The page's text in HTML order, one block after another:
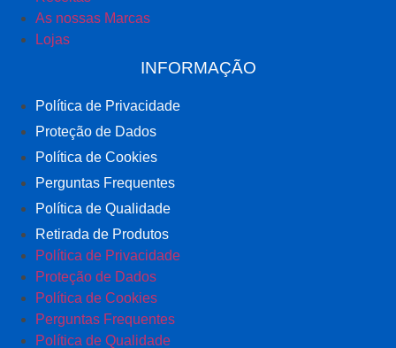
As nossas Marcas
Lojas
INFORMAÇÃO
Política de Privacidade
Proteção de Dados
Política de Cookies
Perguntas Frequentes
Política de Qualidade
Retirada de Produtos
Política de Privacidade
Proteção de Dados
Política de Cookies
Perguntas Frequentes
Política de Qualidade